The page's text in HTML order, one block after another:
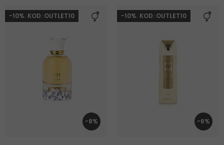
-10%. KOD: OUTLET10
-8%
-10%. KOD: OUTLET10
-6%